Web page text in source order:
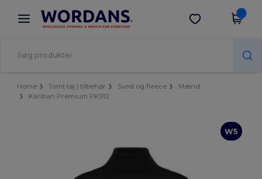
× Wordans-app
Bedre priser i appen!
Hent app
Home Tomt tøj | tilbehør Sved og fleece
Mænd
Kariban Premium PK912
W5